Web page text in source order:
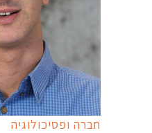
חברה ופסיכולוגיה